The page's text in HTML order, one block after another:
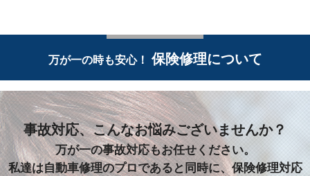
万が一の時も安心！ 保険修理について
事故対応、こんなお悩みございませんか？
万が一の事故対応もお任せください。
私達は自動車修理のプロであると同時に、保険修理対応